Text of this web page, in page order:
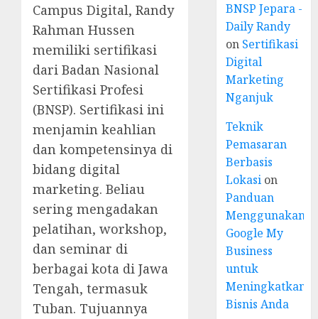
Campus Digital, Randy
Rahman Hussen
memiliki sertifikasi
dari Badan Nasional
Sertifikasi Profesi
(BNSP). Sertifikasi ini
menjamin keahlian
dan kompetensinya di
bidang digital
marketing. Beliau
sering mengadakan
pelatihan, workshop,
dan seminar di
berbagai kota di Jawa
Tengah, termasuk
Tuban. Tujuannya
BNSP Jepara -
Daily Randy
on Sertifikasi
Digital
Marketing
Nganjuk
Teknik
Pemasaran
Berbasis
Lokasi on
Panduan
Menggunakan
Google My
Business
untuk
Meningkatkan
Bisnis Anda